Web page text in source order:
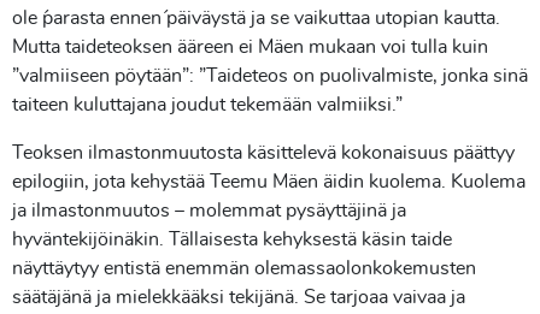
ole ´parasta ennen´ päiväystä ja se vaikuttaa utopian kautta.
Mutta taideteoksen ääreen ei Mäen mukaan voi tulla kuin
”valmiiseen pöytään”: ”Taideteos on puolivalmiste, jonka sinä
taiteen kuluttajana joudut tekemään valmiiksi.”
Teoksen ilmastonmuutosta käsittelevä kokonaisuus päättyy
epilogiin, jota kehystää Teemu Mäen äidin kuolema. Kuolema
ja ilmastonmuutos – molemmat pysäyttäjinä ja
hyväntekijöinäkin. Tällaisesta kehyksestä käsin taide
näyttäytyy entistä enemmän olemassaolonkokemusten
säätäjänä ja mielekkääksi tekijänä. Se tarjoaa vaivaa ja